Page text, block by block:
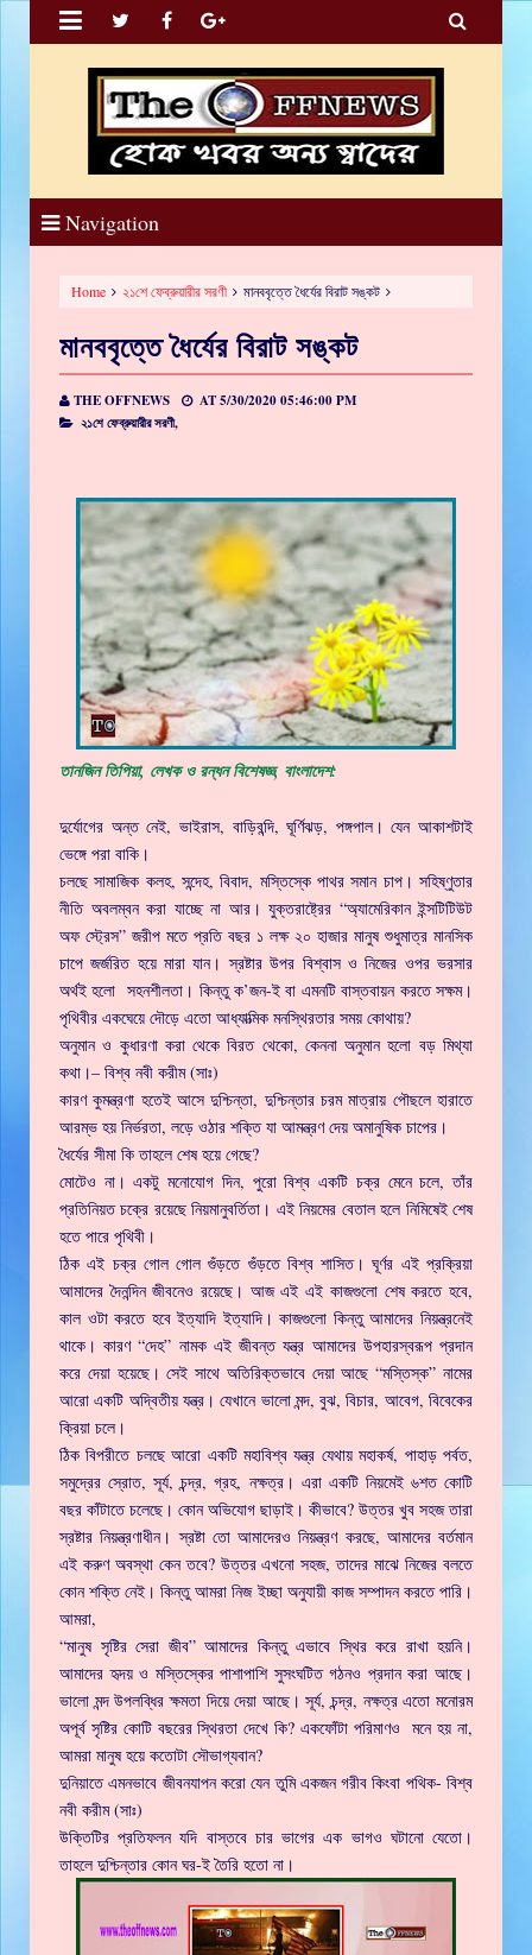
 
Navigation
Home ২১শে ফেব্রুয়ারীর সরণী মানববৃত্তে ধৈর্যের বিরাট সঙ্কট
মানববৃত্তে ধৈর্যের বিরাট সঙ্কট
THE OFFNEWS AT5/30/2020 05:46:00 PM
২১শে ফেব্রুয়ারীর সরণী,
তানজিন তিপিয়া, লেখক ও রন্ধন বিশেষজ্ঞ, বাংলাদেশ:
দুর্যোগের অন্ত নেই, ভাইরাস, বাড়িবন্দি, ঘূর্ণিঝড়, পঙ্গপাল। যেন আকাশটাই
ভেঙ্গে পরা বাকি।
চলছে সামাজিক কলহ, সন্দেহ, বিবাদ, মস্তিস্কে পাথর সমান চাপ। সহিষ্ণুতার
নীতি অবলম্বন করা যাচ্ছে না আর। যুক্তরাষ্ট্রের “অ্যামেরিকান ইন্সটিটিউট
অফ স্ট্রেস” জরীপ মতে প্রতি বছর ১ লক্ষ ২০ হাজার মানুষ শুধুমাত্র মানসিক
চাপে জর্জরিত হয়ে মারা যান। স্রষ্টার উপর বিশ্বাস ও নিজের ওপর ভরসার
অর্থই হলো সহনশীলতা। কিন্তু ক’জন-ই বা এমনটি বাস্তবায়ন করতে সক্ষম।
পৃথিবীর একঘেয়ে দৌড়ে এতো আধ্যাত্মিক মনস্থিরতার সময় কোথায়?
অনুমান ও কুধারণা করা থেকে বিরত থেকো, কেননা অনুমান হলো বড় মিথ্যা
কথা।– বিশ্ব নবী করীম (সাঃ)
কারণ কুমন্ত্রণা হতেই আসে দুশ্চিন্তা, দুশ্চিন্তার চরম মাত্রায় পৌছলে হারাতে
আরম্ভ হয় নির্ভরতা, লড়ে ওঠার শক্তি যা আমন্ত্রণ দেয় অমানুষিক চাপের।
ধৈর্যের সীমা কি তাহলে শেষ হয়ে গেছে?
মোটেও না। একটু মনোযোগ দিন, পুরো বিশ্ব একটি চক্র মেনে চলে, তাঁর
প্রতিনিয়ত চক্রে রয়েছে নিয়মানুবর্তিতা। এই নিয়মের বেতাল হলে নিমিষেই শেষ
হতে পারে পৃথিবী।
ঠিক এই চক্র গোল গোল গুঁড়তে গুঁড়তে বিশ্ব শাসিত। ঘূর্ণর এই প্রক্রিয়া
আমাদের দৈনন্দিন জীবনেও রয়েছে। আজ এই এই কাজগুলো শেষ করতে হবে,
কাল ওটা করতে হবে ইত্যাদি ইত্যাদি। কাজগুলো কিন্তু আমাদের নিয়ন্ত্রনেই
থাকে। কারণ “দেহ” নামক এই জীবন্ত যন্ত্র আমাদের উপহারস্বরূপ প্রদান
করে দেয়া হয়েছে। সেই সাথে অতিরিক্তভাবে দেয়া আছে “মস্তিস্ক” নামের
আরো একটি অদ্বিতীয় যন্ত্র। যেখানে ভালো মন্দ, বুঝ, বিচার, আবেগ, বিবেকের
ক্রিয়া চলে।
ঠিক বিপরীতে চলছে আরো একটি মহাবিশ্ব যন্ত্র যেথায় মহাকর্ষ, পাহাড় পর্বত,
সমুদ্রের স্রোত, সূর্য, চন্দ্র, গ্রহ, নক্ষত্র। এরা একটি নিয়মেই ৬শত কোটি
বছর কাঁটাতে চলেছে। কোন অভিযোগ ছাড়াই। কীভাবে? উত্তর খুব সহজ তারা
স্রষ্টার নিয়ন্ত্রণাধীন। স্রষ্টা তো আমাদেরও নিয়ন্ত্রণ করছে, আমাদের বর্তমান
এই করুণ অবস্থা কেন তবে? উত্তর এখনো সহজ, তাদের মাঝে নিজের বলতে
কোন শক্তি নেই। কিন্তু আমরা নিজ ইচ্ছা অনুযায়ী কাজ সম্পাদন করতে পারি।
আমরা,
“মানুষ সৃষ্টির সেরা জীব” আমাদের কিন্তু এভাবে স্থির করে রাখা হয়নি।
আমাদের হৃদয় ও মস্তিস্কের পাশাপাশি সুসংঘটিত গঠনও প্রদান করা আছে।
ভালো মন্দ উপলব্ধির ক্ষমতা দিয়ে দেয়া আছে। সূর্য, চন্দ্র, নক্ষত্র এতো মনোরম
অপূর্ব সৃষ্টির কোটি বছরের স্থিরতা দেখে কি? একফোঁটা পরিমাণও মনে হয় না,
আমরা মানুষ হয়ে কতোটা সৌভাগ্যবান?
দুনিয়াতে এমনভাবে জীবনযাপন করো যেন তুমি একজন গরীব কিংবা পথিক- বিশ্ব
নবী করীম (সাঃ)
উক্তিটির প্রতিফলন যদি বাস্তবে চার ভাগের এক ভাগও ঘটানো যেতো।
তাহলে দুশ্চিন্তার কোন ঘর-ই তৈরি হতো না।